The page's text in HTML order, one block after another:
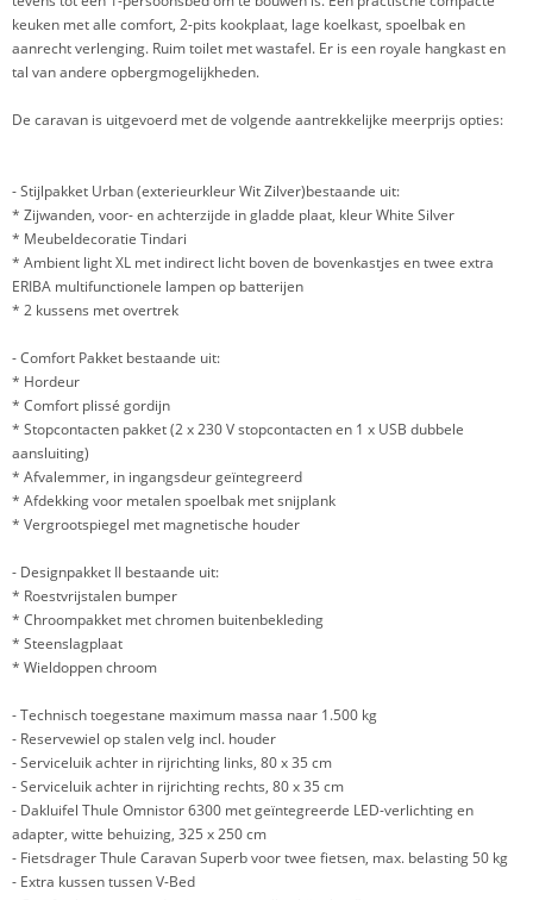
keuken met alle comfort, 2-pits kookplaat, lage koelkast, spoelbak en
aanrecht verlenging. Ruim toilet met wastafel. Er is een royale hangkast en
tal van andere opbergmogelijkheden.
De caravan is uitgevoerd met de volgende aantrekkelijke meerprijs opties:
- Stijlpakket Urban (exterieurkleur Wit Zilver)bestaande uit:
* Zijwanden, voor- en achterzijde in gladde plaat, kleur White Silver
* Meubeldecoratie Tindari
* Ambient light XL met indirect licht boven de bovenkastjes en twee extra
ERIBA multifunctionele lampen op batterijen
* 2 kussens met overtrek
- Comfort Pakket bestaande uit:
* Hordeur
* Comfort plissé gordijn
* Stopcontacten pakket (2 x 230 V stopcontacten en 1 x USB dubbele
aansluiting)
* Afvalemmer, in ingangsdeur geïntegreerd
* Afdekking voor metalen spoelbak met snijplank
* Vergrootspiegel met magnetische houder
- Designpakket II bestaande uit:
* Roestvrijstalen bumper
* Chroompakket met chromen buitenbekleding
* Steenslagplaat
* Wieldoppen chroom
- Technisch toegestane maximum massa naar 1.500 kg
- Reservewiel op stalen velg incl. houder
- Serviceluik achter in rijrichting links, 80 x 35 cm
- Serviceluik achter in rijrichting rechts, 80 x 35 cm
- Dakluifel Thule Omnistor 6300 met geïntegreerde LED-verlichting en
adapter, witte behuizing, 325 x 250 cm
- Fietsdrager Thule Caravan Superb voor twee fietsen, max. belasting 50 kg
- Extra kussen tussen V-Bed